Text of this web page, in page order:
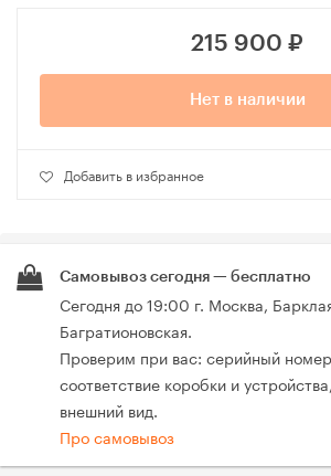
215 900 ₽
Нет в наличии
Добавить в избранное
Самовывоз сегодня — бесплатно
Сегодня до 19:00 г. Москва,
Багратионовская.
Проверим при вас: серийный
соответствие коробки и
внешний вид.
Про самовывоз